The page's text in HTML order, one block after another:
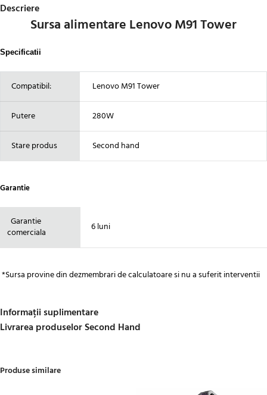
Descriere
Sursa alimentare Lenovo M91 Tower
Specificatii
Compatibil: Lenovo M91 Tower
Putere 280W
Stare produs Second hand
Garantie
Garantie
comerciala
6 luni
*Sursa provine din dezmembrari de calculatoare si nu a suferit interventii
Informații suplimentare
Livrarea produselor Second Hand
Produse similare